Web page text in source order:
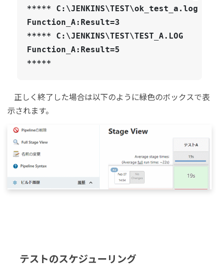
***** C:\JENKINS\TEST\ok_test_a.log
Function_A:Result=3
***** C:\JENKINS\TEST\TEST_A.LOG
Function_A:Result=5
*****
正しく終了した場合は以下のように緑色のボックスで表
示されます。
テストのスケジューリング